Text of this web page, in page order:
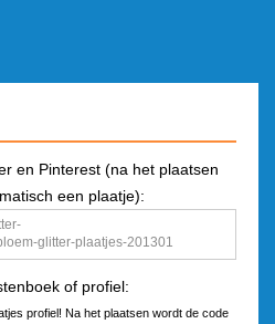
en Pinterest (na het plaatsen
een plaatje):
of profiel:
profiel! Na het plaatsen wordt de code